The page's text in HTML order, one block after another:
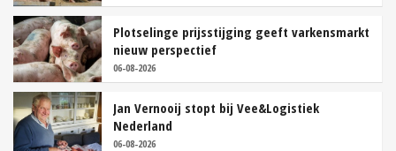
Plotselinge prijsstijging geeft varkensmarkt
nieuw perspectief
06-08-2026
Jan Vernooij stopt bij Vee&Logistiek
Nederland
06-08-2026